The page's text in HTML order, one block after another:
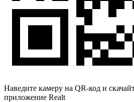
Наведите камеру на QR-код и
приложение Realt